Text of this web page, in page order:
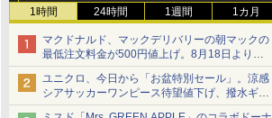
1時間 24時間 1週間 1カ月
マクドナルド、マックデリバリーの朝マックの
最低注文料金が500円値上げ。8月18日より
1,500円から受付
ユニクロ、今日から「お盆特別セール」。涼感
シアサッカーワンピース待望値下げ、撥水ギア
ショーツは1990円に